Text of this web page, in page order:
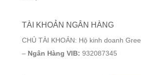
TÀI KHOẢN NGÂN HÀNG
CHỦ TÀI KHOẢN: Hộ kinh doanh
– Ngân Hàng VIB: 932087345